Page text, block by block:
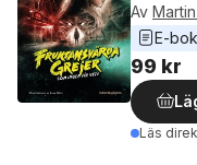
Av
E-bok
99 kr
Läs